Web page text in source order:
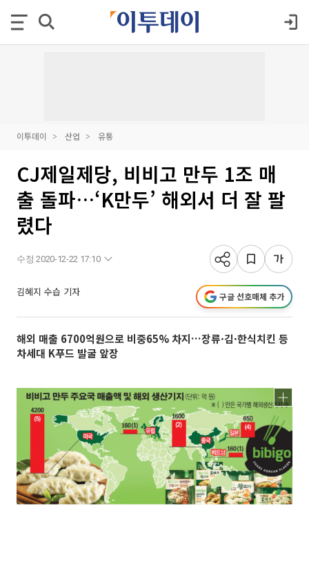
이투데이 산업 유통
CJ제일제당, 비비고 만두 1조 매
출 돌파…‘K만두’ 해외서 더 잘 팔
렸다
수정 2020-12-22 17:10
김혜지 수습 기자 구글 선호매체 추가
해외 매출 6700억원으로 비중65% 차지…장류·김·한식치킨 등
차세대 K푸드 발굴 앞장